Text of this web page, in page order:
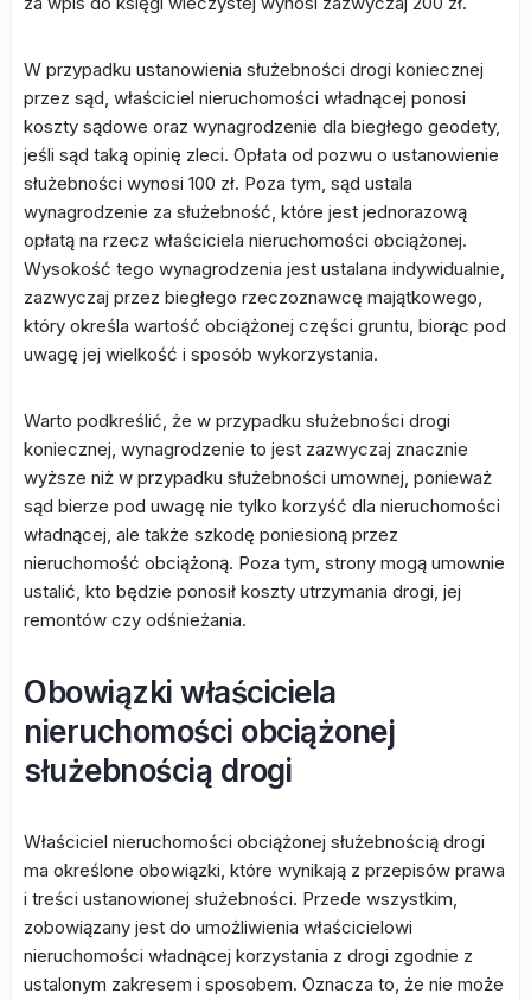
W przypadku ustanowienia służebności drogi koniecznej
przez sąd, właściciel nieruchomości władnącej ponosi
koszty sądowe oraz wynagrodzenie dla biegłego geodety,
jeśli sąd taką opinię zleci. Opłata od pozwu o ustanowienie
służebności wynosi 100 zł. Poza tym, sąd ustala
wynagrodzenie za służebność, które jest jednorazową
opłatą na rzecz właściciela nieruchomości obciążonej.
Wysokość tego wynagrodzenia jest ustalana indywidualnie,
zazwyczaj przez biegłego rzeczoznawcę majątkowego,
który określa wartość obciążonej części gruntu, biorąc pod
uwagę jej wielkość i sposób wykorzystania.
Warto podkreślić, że w przypadku służebności drogi
koniecznej, wynagrodzenie to jest zazwyczaj znacznie
wyższe niż w przypadku służebności umownej, ponieważ
sąd bierze pod uwagę nie tylko korzyść dla nieruchomości
władnącej, ale także szkodę poniesioną przez
nieruchomość obciążoną. Poza tym, strony mogą umownie
ustalić, kto będzie ponosił koszty utrzymania drogi, jej
remontów czy odśnieżania.
Obowiązki właściciela
nieruchomości obciążonej
służebnością drogi
Właściciel nieruchomości obciążonej służebnością drogi
ma określone obowiązki, które wynikają z przepisów prawa
i treści ustanowionej służebności. Przede wszystkim,
zobowiązany jest do umożliwienia właścicielowi
nieruchomości władnącej korzystania z drogi zgodnie z
ustalonym zakresem i sposobem. Oznacza to, że nie może